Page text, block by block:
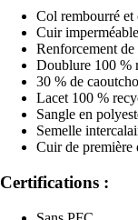
Col rembourré et
Cuir
Renforcement
Doublure 100 %
30 % de
Lacet 100 %
Sangle en
Semelle
Cuir de première
Certifications :